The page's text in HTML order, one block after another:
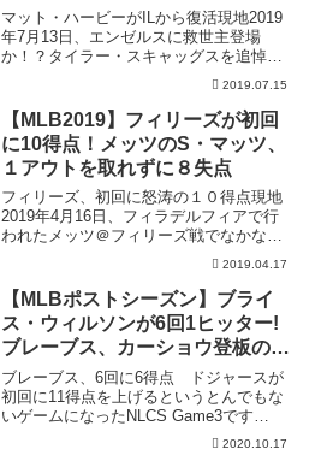
マット・ハービーがILから復活現地2019
年7月13日、エンゼルスに救世主登場
か！？タイラー・スキャッグスを追悼し
2019.07.15
【MLB2019】フィリーズが初回
に10得点！メッツのS・マッツ、
１アウトを取れずに８失点
フィリーズ、初回に怒涛の１０得点現地
2019年4月16日、フィラデルフィアで行
われたメッツ＠フィリーズ戦でなかなか
2019.04.17
【MLBポストシーズン】ブライ
ス・ウィルソンが6回1ヒッター!
ブレーブス、カーショウ登板のゲ
ームを制し、WSへ王手（NLCS-
Gm4)
ブレーブス、6回に6得点 ドジャースが
初回に11得点を上げるというとんでもな
いゲームになったNLCS Game3です
2020.10.17